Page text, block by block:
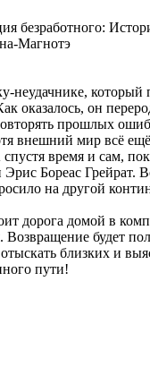
безработного:
Магнотэ
неудачнике,
оказалось, он
прошлых
внешний мир всё
время и сам,
Бореас Грейрат.
на другой
дорога домой в
будет
близких и
пути!